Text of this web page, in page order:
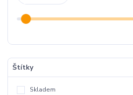
Štítky
Skladem